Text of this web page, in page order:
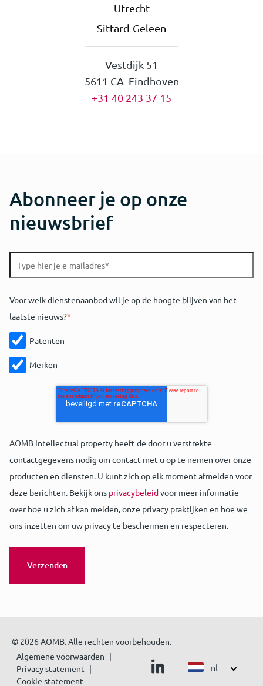
Utrecht
Sittard-Geleen
Vestdijk 51
5611 CA Eindhoven
+31 40 243 37 15
Abonneer je op onze
nieuwsbrief
Voor welk dienstenaanbod wil je op de hoogte blijven van het
laatste nieuws?*
Patenten
Merken
AOMB Intellectual property heeft de door u verstrekte
contactgegevens nodig om contact met u op te nemen over onze
producten en diensten. U kunt zich op elk moment afmelden voor
deze berichten. Bekijk ons privacybeleidvoor meer informatie
over hoe u zich af kan melden, onze privacy praktijken en hoe we
ons inzetten om uw privacy te beschermen en respecteren.
© 2026 AOMB. Alle rechten voorbehouden.
Algemene voorwaarden
Privacy statement
Cookie statement
nl